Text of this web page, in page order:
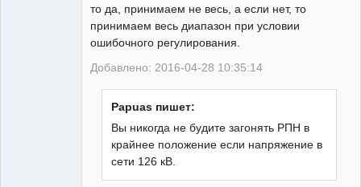
то да, принимаем не весь, а если нет, то
принимаем весь диапазон при условии
ошибочного регулирования.
Добавлено: 2016-04-28 10:35:14
Papuas пишет:
Вы никогда не будите загонять РПН в
крайнее положение если напряжение в
сети 126 кВ.